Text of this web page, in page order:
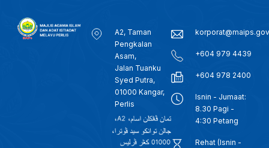
A2, Taman
Pengkalan
Asam,
Jalan Tuanku
Syed Putra,
01000 Kangar,
Perlis
+604 979 4439
+604 978 2400
Isnin - Jumaat:
8.30 Pagi -
4:30 Petang
Rehat (Isnin -